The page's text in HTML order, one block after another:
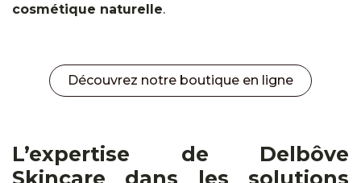
cosmétique naturelle.
Découvrez notre boutique en ligne
L’expertise de Delbôve